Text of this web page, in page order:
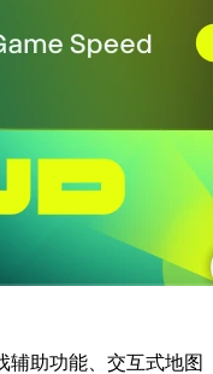
辅助功能、交互式地图